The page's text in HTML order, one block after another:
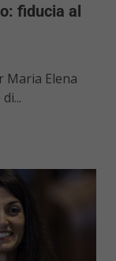
fiducia al
Maria Elena